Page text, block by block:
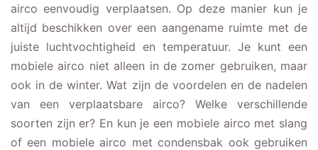
airco eenvoudig verplaatsen. Op deze manier kun je
altijd beschikken over een aangename ruimte met de
juiste luchtvochtigheid en temperatuur. Je kunt een
mobiele airco niet alleen in de zomer gebruiken, maar
ook in de winter. Wat zijn de voordelen en de nadelen
van een verplaatsbare airco? Welke verschillende
soorten zijn er? En kun je een mobiele airco met slang
of een mobiele airco met condensbak ook gebruiken